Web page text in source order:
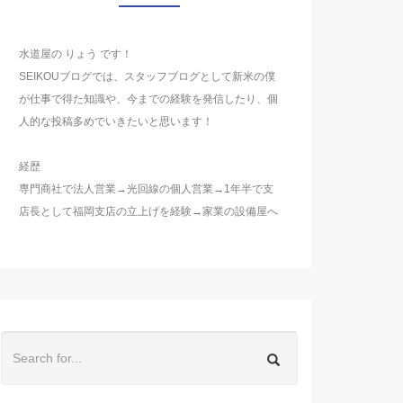
水道屋の りょう です！
SEIKOUブログでは、スタッフブログとして新米の僕
が仕事で得た知識や、今までの経験を発信したり、個
人的な投稿多めでいきたいと思います！
経歴
専門商社で法人営業→光回線の個人営業→1年半で支
店長として福岡支店の立上げを経験→家業の設備屋へ